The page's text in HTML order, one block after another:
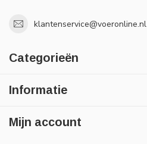
klantenservice@voeronline.nl
Categorieën
Informatie
Mijn account